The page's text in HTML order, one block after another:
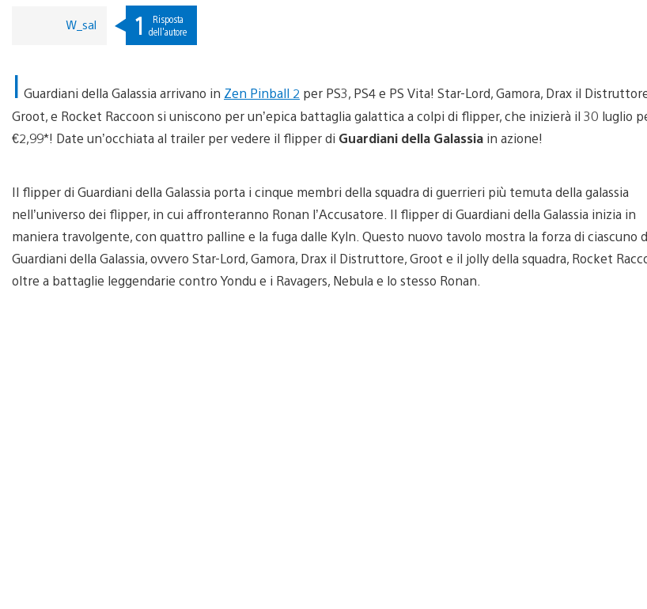
W_sal 1
Risposta
dell'autore
I Guardiani della Galassia arrivano in Zen Pinball 2 per PS3, PS4 e PS Vita! Star-Lord, Gamora, Drax il
Groot, e Rocket Raccoon si uniscono per un’epica battaglia galattica a colpi di flipper, che inizierà il 30 luglio
€2,99*! Date un’occhiata al trailer per vedere il flipper di Guardiani della Galassia in azione!
Il flipper di Guardiani della Galassia porta i cinque membri della squadra di guerrieri più temuta della galassia
nell’universo dei flipper, in cui affronteranno Ronan l’Accusatore. Il flipper di Guardiani della Galassia inizia in
maniera travolgente, con quattro palline e la fuga dalle Kyln. Questo nuovo tavolo mostra la forza di ciascuno
Guardiani della Galassia, ovvero Star-Lord, Gamora, Drax il Distruttore, Groot e il jolly della squadra, Rocket
oltre a battaglie leggendarie contro Yondu e i Ravagers, Nebula e lo stesso Ronan.